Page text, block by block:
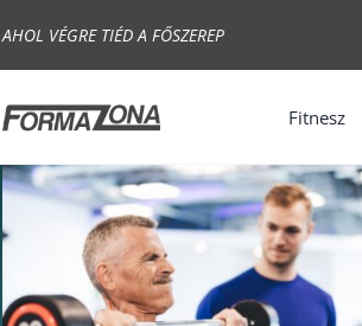
AHOL VÉGRE TIÉD A FŐSZEREP
Fitnesz